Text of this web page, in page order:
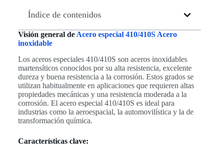
Índice de contenidos
Visión general de Acero especial 410/410S Acero
inoxidable
Los aceros especiales 410/410S son aceros inoxidables
martensíticos conocidos por su alta resistencia, excelente
dureza y buena resistencia a la corrosión. Estos grados se
utilizan habitualmente en aplicaciones que requieren altas
propiedades mecánicas y una resistencia moderada a la
corrosión. El acero especial 410/410S es ideal para
industrias como la aeroespacial, la automovilística y la de
transformación química.
Características clave: